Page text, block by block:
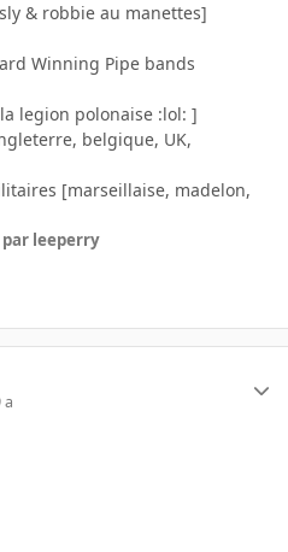
& robbie au manettes]
Winning Pipe bands
legion polonaise :lol: ]
belgique, UK,
[marseillaise, madelon,
par leeperry
a